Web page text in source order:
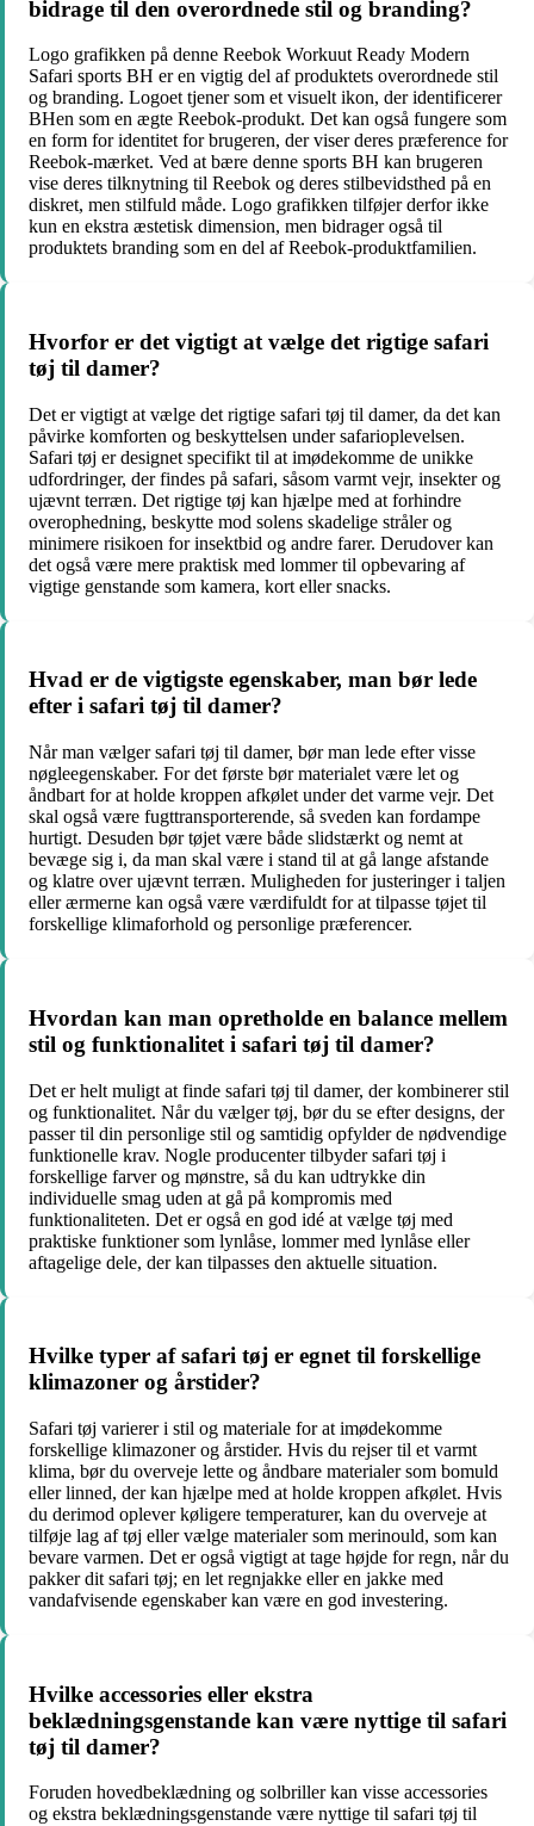
bidrage til den overordnede stil og branding?
Logo grafikken på denne Reebok Workuut Ready Modern
Safari sports BH er en vigtig del af produktets overordnede stil
og branding. Logoet tjener som et visuelt ikon, der identificerer
BHen som en ægte Reebok-produkt. Det kan også fungere som
en form for identitet for brugeren, der viser deres præference for
Reebok-mærket. Ved at bære denne sports BH kan brugeren
vise deres tilknytning til Reebok og deres stilbevidsthed på en
diskret, men stilfuld måde. Logo grafikken tilføjer derfor ikke
kun en ekstra æstetisk dimension, men bidrager også til
produktets branding som en del af Reebok-produktfamilien.
Hvorfor er det vigtigt at vælge det rigtige safari
tøj til damer?
Det er vigtigt at vælge det rigtige safari tøj til damer, da det kan
påvirke komforten og beskyttelsen under safarioplevelsen.
Safari tøj er designet specifikt til at imødekomme de unikke
udfordringer, der findes på safari, såsom varmt vejr, insekter og
ujævnt terræn. Det rigtige tøj kan hjælpe med at forhindre
overophedning, beskytte mod solens skadelige stråler og
minimere risikoen for insektbid og andre farer. Derudover kan
det også være mere praktisk med lommer til opbevaring af
vigtige genstande som kamera, kort eller snacks.
Hvad er de vigtigste egenskaber, man bør lede
efter i safari tøj til damer?
Når man vælger safari tøj til damer, bør man lede efter visse
nøgleegenskaber. For det første bør materialet være let og
åndbart for at holde kroppen afkølet under det varme vejr. Det
skal også være fugttransporterende, så sveden kan fordampe
hurtigt. Desuden bør tøjet være både slidstærkt og nemt at
bevæge sig i, da man skal være i stand til at gå lange afstande
og klatre over ujævnt terræn. Muligheden for justeringer i taljen
eller ærmerne kan også være værdifuldt for at tilpasse tøjet til
forskellige klimaforhold og personlige præferencer.
Hvordan kan man opretholde en balance mellem
stil og funktionalitet i safari tøj til damer?
Det er helt muligt at finde safari tøj til damer, der kombinerer stil
og funktionalitet. Når du vælger tøj, bør du se efter designs, der
passer til din personlige stil og samtidig opfylder de nødvendige
funktionelle krav. Nogle producenter tilbyder safari tøj i
forskellige farver og mønstre, så du kan udtrykke din
individuelle smag uden at gå på kompromis med
funktionaliteten. Det er også en god idé at vælge tøj med
praktiske funktioner som lynlåse, lommer med lynlåse eller
aftagelige dele, der kan tilpasses den aktuelle situation.
Hvilke typer af safari tøj er egnet til forskellige
klimazoner og årstider?
Safari tøj varierer i stil og materiale for at imødekomme
forskellige klimazoner og årstider. Hvis du rejser til et varmt
klima, bør du overveje lette og åndbare materialer som bomuld
eller linned, der kan hjælpe med at holde kroppen afkølet. Hvis
du derimod oplever køligere temperaturer, kan du overveje at
tilføje lag af tøj eller vælge materialer som merinould, som kan
bevare varmen. Det er også vigtigt at tage højde for regn, når du
pakker dit safari tøj; en let regnjakke eller en jakke med
vandafvisende egenskaber kan være en god investering.
Hvilke accessories eller ekstra
beklædningsgenstande kan være nyttige til safari
tøj til damer?
Foruden hovedbeklædning og solbriller kan visse accessories
og ekstra beklædningsgenstande være nyttige til safari tøj til